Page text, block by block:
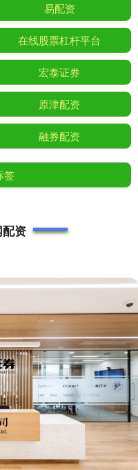
易配资
在线股票杠杆平台
宏泰证券
原津配资
融券配资
签
资